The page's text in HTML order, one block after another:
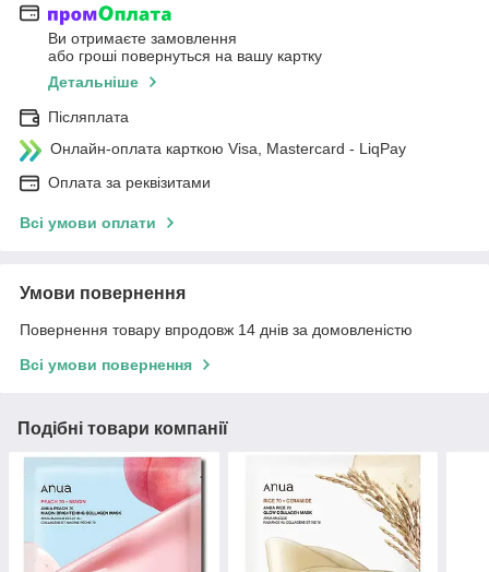
Ви отримаєте замовлення
або гроші повернуться на вашу картку
Детальніше
Післяплата
Онлайн-оплата карткою Visa, Mastercard - LiqPay
Оплата за реквізитами
Всі умови оплати
Умови повернення
Повернення товару впродовж 14 днів за домовленістю
Всі умови повернення
Подібні товари компанії